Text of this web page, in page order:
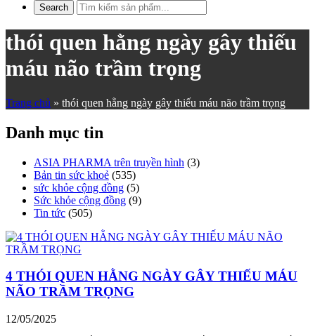
thói quen hằng ngày gây thiếu
máu não trầm trọng
Trang chủ » thói quen hằng ngày gây thiếu máu não trầm trọng
Danh mục tin
ASIA PHARMA trên truyền hình (3)
Bản tin sức khoẻ (535)
sức khỏe cộng đồng (5)
Sức khỏe cộng đồng (9)
Tin tức (505)
4 THÓI QUEN HẰNG NGÀY GÂY THIẾU MÁU
NÃO TRẦM TRỌNG
12/05/2025